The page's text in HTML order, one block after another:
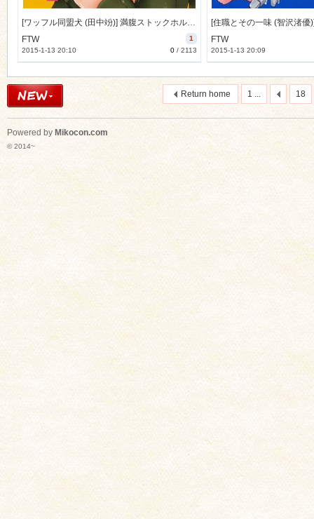
[ワッフル同盟犬 (田中竕)] 満腹ストックホルム (幸腹グラフィティ) [17M]
1
FTW
0/ 2113
2015-1-13 20:10
FTW
2015-1-13 20:09
1 ... 18
Return home
Powered by Mikocon.com
© 2014~